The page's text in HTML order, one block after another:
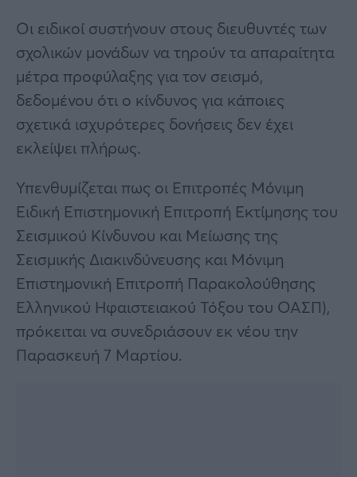
Οι ειδικοί συστήνουν στους διευθυντές των
σχολικών μονάδων να τηρούν τα απαραίτητα
μέτρα προφύλαξης για τον σεισμό,
δεδομένου ότι ο κίνδυνος για κάποιες
σχετικά ισχυρότερες δονήσεις δεν έχει
εκλείψει πλήρως.
Υπενθυμίζεται πως οι Επιτροπές Μόνιμη
Ειδική Επιστημονική Επιτροπή Εκτίμησης του
Σεισμικού Κίνδυνου και Μείωσης της
Σεισμικής Διακινδύνευσης και Μόνιμη
Επιστημονική Επιτροπή Παρακολούθησης
Ελληνικού Ηφαιστειακού Τόξου του ΟΑΣΠ),
πρόκειται να συνεδριάσουν εκ νέου την
Παρασκευή 7 Μαρτίου.